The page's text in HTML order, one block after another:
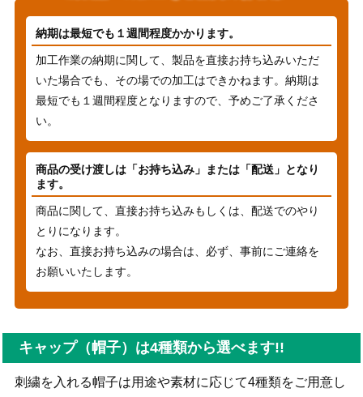
納期は最短でも１週間程度かかります。
加工作業の納期に関して、製品を直接お持ち込みいただ
いた場合でも、その場での加工はできかねます。納期は
最短でも１週間程度となりますので、予めご了承くださ
い。
商品の受け渡しは「お持ち込み」または「配送」となり
ます。
商品に関して、直接お持ち込みもしくは、配送でのやり
とりになります。
なお、直接お持ち込みの場合は、必ず、事前にご連絡を
お願いいたします。
キャップ（帽子）は4種類から選べます!!
刺繍を入れる帽子は用途や素材に応じて4種類をご用意し